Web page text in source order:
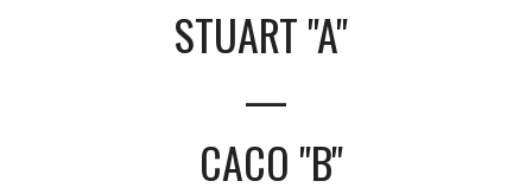
STUART "A"
—
CACO "B"